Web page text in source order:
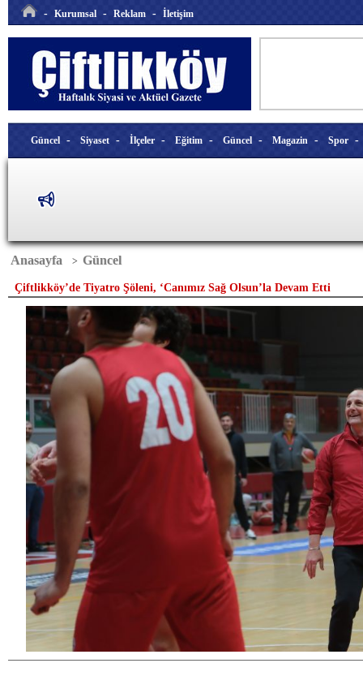
- Kurumsal - Reklam - İletişim
Güncel - Siyaset - İlçeler - Eğitim - Güncel - Magazin - Spor
Anasayfa > Güncel
Çiftlikköy’de Tiyatro Şöleni, ‘Canımız Sağ Olsun’la Devam Etti